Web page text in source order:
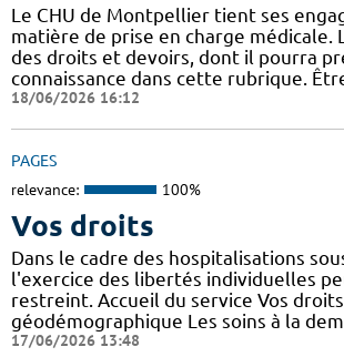
Le CHU de Montpellier tient ses
matière de prise en charge médicale.
des droits et devoirs, dont il pourra
connaissance dans cette rubrique.
18/06/2026 16:12
PAGES
relevance: 100%
Vos droits
Dans le cadre des hospitalisations
l'exercice des libertés individuelles
restreint. Accueil du service Vos
géodémographique Les soins à la
17/06/2026 13:48